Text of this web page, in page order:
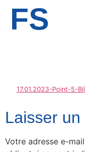
FS
17.01.2023-Point-5-
Laisser
Votre adresse e-